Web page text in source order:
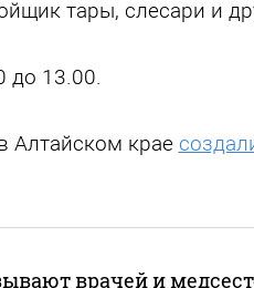
тары, слесари и
до 13.00.
Алтайском крае
врачей и